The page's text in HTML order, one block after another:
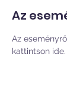
Az
Az
kattintson ide.